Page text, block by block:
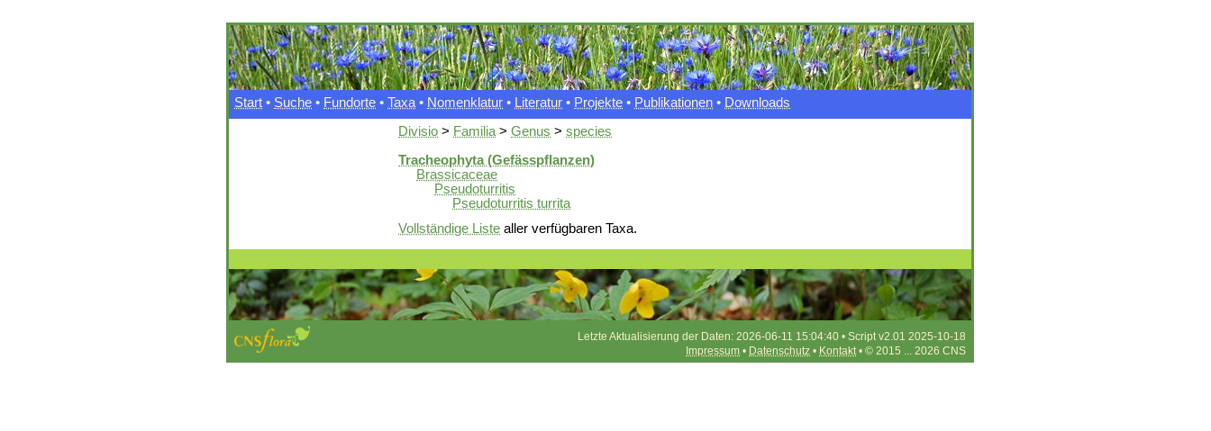
Start • Suche • Fundorte • Taxa • Nomenklatur • Literatur • Projekte • Publikationen • Downloads
Divisio > Familia > Genus > species
Tracheophyta (Gefässpflanzen)
Brassicaceae
Pseudoturritis
Pseudoturritis turrita
Vollständige Liste aller verfügbaren Taxa.
Letzte Aktualisierung der Daten: 2026-06-11 15:04:40 • Script v2.01 2025-10-18
Impressum • Datenschutz • Kontakt• © 2015 ... 2026 CNS